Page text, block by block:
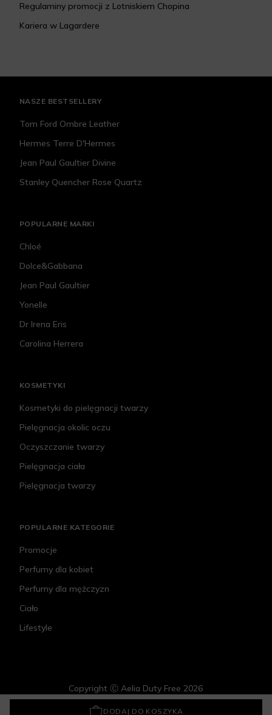
DODAJ DO KOSZYKA
Nina Ricci Ricci Air Du Temps
Regulaminy promocji z Lotniskiem Chopina
Kariera w Lagardere
NASZE BESTSELLERY
Tom Ford Ombre Leather
Hermes Terre D'Hermes
Jean Paul Gaultier Divine
Stanley Quencher Rose Quartz
POPULARNE MARKI
Chloé
Dolce&Gabbana
Jean Paul Gaultier
Yonelle
Dr Irena Eris
Carolina Herrera
KOSMETYKI
Kosmetyki do pielęgnacji twarzy
Pielęgnacja okolic oczu
Oczyszczanie twarzy
Pielęgnacja ciała
Pielęgnacja twarzy
POPULARNE KATEGORIE
Promocje
Perfumy dla kobiet
Perfumy dla mężczyzn
Ciało
Lifestyle
Copyright Ⓒ Aelia Duty Free 2026